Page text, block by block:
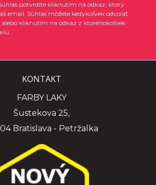
potvrdíte kliknutím na odkaz, ktorý
email. Súhlas môžete kedykoľvek odvolať
kliknutím na odkaz z ktoréhokoľvek
KONTAKT
FARBY LAKY
Šustekova 25,
04 Bratislava - Petržalka